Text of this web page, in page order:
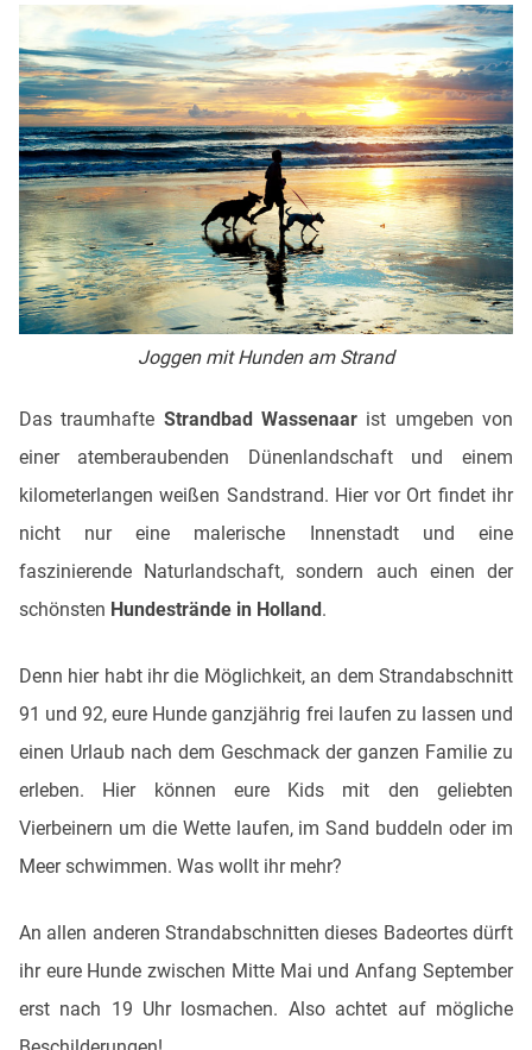
Joggen mit Hunden am Strand
Das traumhafte Strandbad Wassenaar ist umgeben von
einer atemberaubenden Dünenlandschaft und einem
kilometerlangen weißen Sandstrand. Hier vor Ort findet ihr
nicht nur eine malerische Innenstadt und eine
faszinierende Naturlandschaft, sondern auch einen der
schönsten Hundestrände in Holland.
Denn hier habt ihr die Möglichkeit, an dem Strandabschnitt
91 und 92, eure Hunde ganzjährig frei laufen zu lassen und
einen Urlaub nach dem Geschmack der ganzen Familie zu
erleben. Hier können eure Kids mit den geliebten
Vierbeinern um die Wette laufen, im Sand buddeln oder im
Meer schwimmen. Was wollt ihr mehr?
An allen anderen Strandabschnitten dieses Badeortes dürft
ihr eure Hunde zwischen Mitte Mai und Anfang September
erst nach 19 Uhr losmachen. Also achtet auf mögliche